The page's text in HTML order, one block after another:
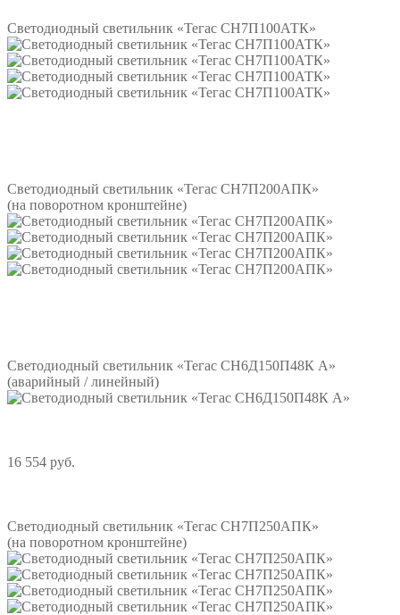
Светодиодный светильник «Тегас СН7П100АТК»
Светодиодный светильник «Тегас СН7П200АПК»
(на поворотном кронштейне)
Светодиодный светильник «Тегас СН6Д150П48К А»
(аварийный / линейный)
16 554 руб.
Светодиодный светильник «Тегас СН7П250АПК»
(на поворотном кронштейне)